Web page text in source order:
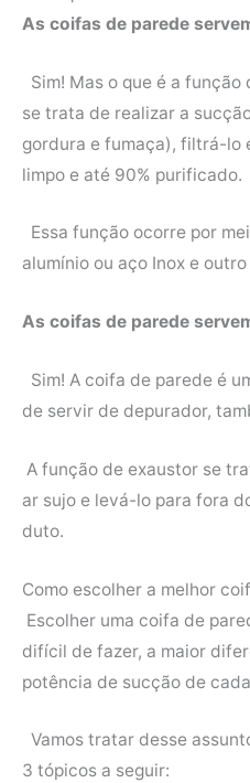
As coifas de parede
Sim! Mas o que é a
se trata de realizar a
gordura e fumaça), filtrá-lo
limpo e até 90% purificado.
Essa função ocorre por
alumínio ou aço Inox e
As coifas de parede
Sim! A coifa de parede é
de servir de depurador,
A função de exaustor se
ar sujo e levá-lo para fora
duto.
Como escolher a melhor
Escolher uma coifa de
difícil de fazer, a maior
potência de sucção de
Vamos tratar desse
3 tópicos a seguir: